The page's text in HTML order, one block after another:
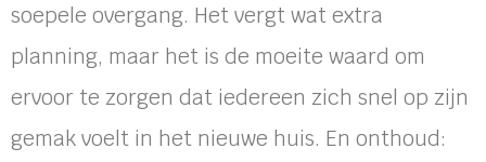
soepele overgang. Het vergt wat extra
planning, maar het is de moeite waard om
ervoor te zorgen dat iedereen zich snel op zijn
gemak voelt in het nieuwe huis. En onthoud: